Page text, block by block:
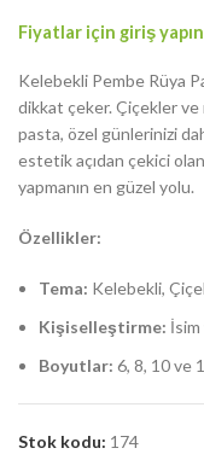
Fiyatlar için giriş yapın
Kelebekli Pembe Rüya
dikkat çeker. Çiçekler
pasta, özel günlerinizi
estetik açıdan çekici
yapmanın en güzel yolu.
Özellikler:
Tema: Kelebekli,
Kişiselleştirme:
Boyutlar: 6, 8, 10 ve
Stok kodu: 174